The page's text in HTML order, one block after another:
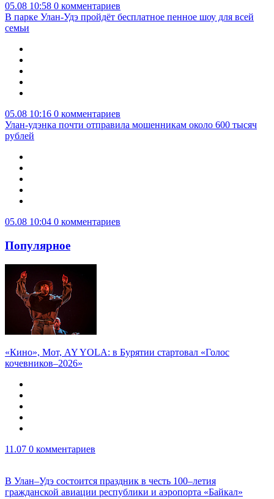
05.08 10:58 0 комментариев
В парке Улан-Удэ пройдёт бесплатное пенное шоу для всей
семьи
05.08 10:16 0 комментариев
Улан-удэнка почти отправила мошенникам около 600 тысяч
рублей
05.08 10:04 0 комментариев
Популярное
«Кино», Мот, AY YOLA: в Бурятии стартовал «Голос
кочевников–2026»
11.07 0 комментариев
В Улан–Удэ состоится праздник в честь 100–летия
гражданской авиации республики и аэропорта «Байкал»